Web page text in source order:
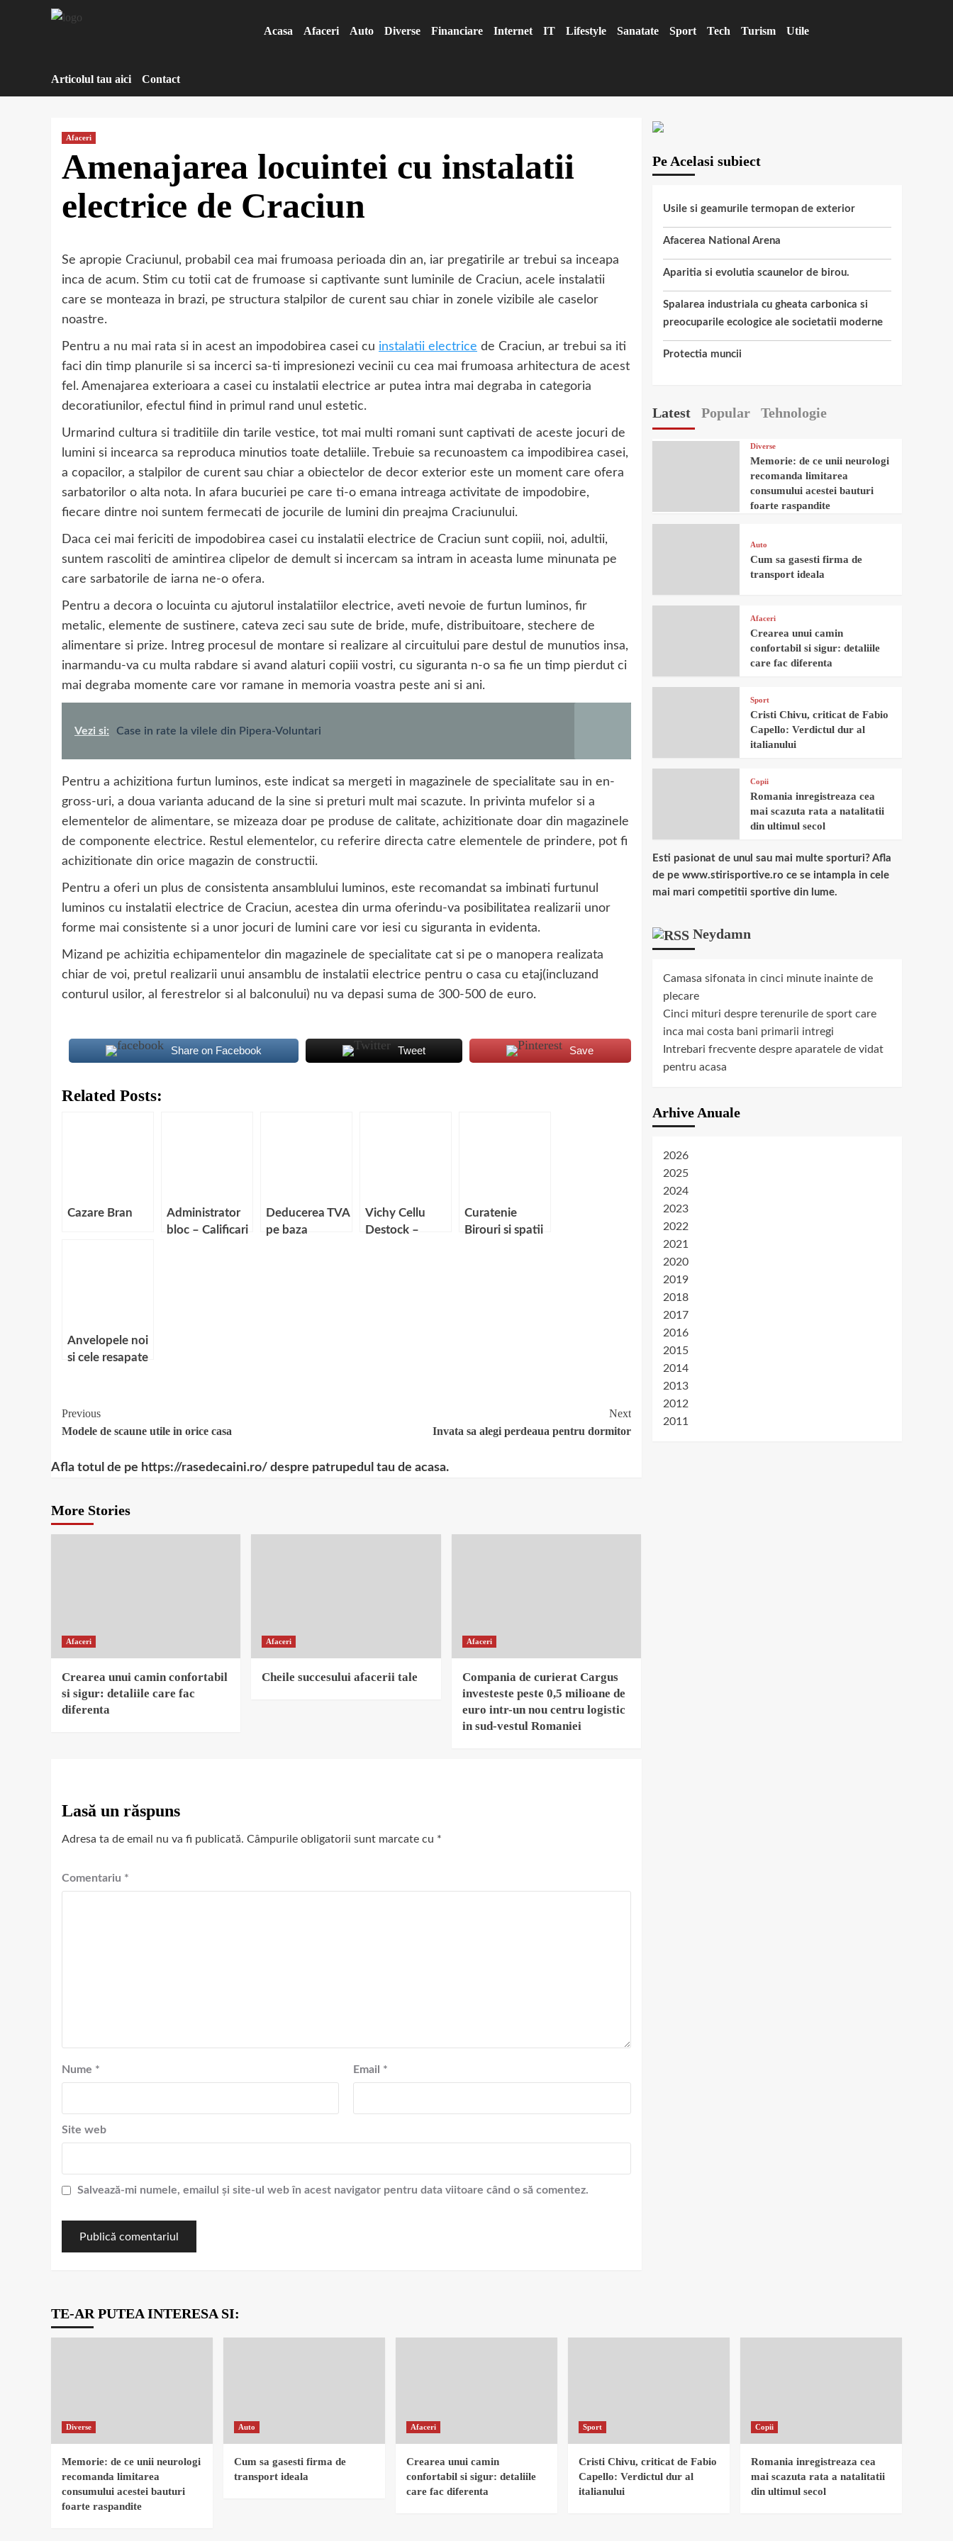
Acasa Afaceri Auto Diverse Financiare Internet IT Lifestyle Sanatate Sport Tech Turism Utile
Articolul tau aici Contact
Afaceri
Amenajarea locuintei cu instalatii
electrice de Craciun
Se apropie Craciunul, probabil cea mai frumoasa perioada din an, iar pregatirile ar trebui sa inceapa
inca de acum. Stim cu totii cat de frumoase si captivante sunt luminile de Craciun, acele instalatii
care se monteaza in brazi, pe structura stalpilor de curent sau chiar in zonele vizibile ale caselor
noastre.
Pentru a nu mai rata si in acest an impodobirea casei cu instalatii electrice de Craciun, ar trebui sa iti
faci din timp planurile si sa incerci sa-ti impresionezi vecinii cu cea mai frumoasa arhitectura de acest
fel. Amenajarea exterioara a casei cu instalatii electrice ar putea intra mai degraba in categoria
decoratiunilor, efectul fiind in primul rand unul estetic.
Urmarind cultura si traditiile din tarile vestice, tot mai multi romani sunt captivati de aceste jocuri de
lumini si incearca sa reproduca minutios toate detaliile. Trebuie sa recunoastem ca impodibirea casei,
a copacilor, a stalpilor de curent sau chiar a obiectelor de decor exterior este un moment care ofera
sarbatorilor o alta nota. In afara bucuriei pe care ti-o emana intreaga activitate de impodobire,
fiecare dintre noi suntem fermecati de jocurile de lumini din preajma Craciunului.
Daca cei mai fericiti de impodobirea casei cu instalatii electrice de Craciun sunt copiii, noi, adultii,
suntem rascoliti de amintirea clipelor de demult si incercam sa intram in aceasta lume minunata pe
care sarbatorile de iarna ne-o ofera.
Pentru a decora o locuinta cu ajutorul instalatiilor electrice, aveti nevoie de furtun luminos, fir
metalic, elemente de sustinere, cateva zeci sau sute de bride, mufe, distribuitoare, stechere de
alimentare si prize. Intreg procesul de montare si realizare al circuitului pare destul de munutios insa,
inarmandu-va cu multa rabdare si avand alaturi copiii vostri, cu siguranta n-o sa fie un timp pierdut ci
mai degraba momente care vor ramane in memoria voastra peste ani si ani.
Vezi si: Case in rate la vilele din Pipera-Voluntari
Pentru a achizitiona furtun luminos, este indicat sa mergeti in magazinele de specialitate sau in en-
gross-uri, a doua varianta aducand de la sine si preturi mult mai scazute. In privinta mufelor si a
elementelor de alimentare, se mizeaza doar pe produse de calitate, achizitionate doar din magazinele
de componente electrice. Restul elementelor, cu referire directa catre elementele de prindere, pot fi
achizitionate din orice magazin de constructii.
Pentru a oferi un plus de consistenta ansamblului luminos, este recomandat sa imbinati furtunul
luminos cu instalatii electrice de Craciun, acestea din urma oferindu-va posibilitatea realizarii unor
forme mai consistente si a unor jocuri de lumini care vor iesi cu siguranta in evidenta.
Mizand pe achizitia echipamentelor din magazinele de specialitate cat si pe o manopera realizata
chiar de voi, pretul realizarii unui ansamblu de instalatii electrice pentru o casa cu etaj(incluzand
conturul usilor, al ferestrelor si al balconului) nu va depasi suma de 300-500 de euro.
Share on Facebook Tweet Save
Related Posts:
Cazare Bran
Administrator
bloc – Calificari
Deducerea TVA
pe baza
Vichy Cellu
Destock –
Curatenie
Birouri si spatii
Anvelopele noi
si cele resapate
Continue
Reading
Previous
Modele de scaune utile in orice casa
Next
Invata sa alegi perdeaua pentru dormitor
Afla totul de pe https://rasedecaini.ro/ despre patrupedul tau de acasa.
More Stories
Afaceri
Crearea unui camin confortabil
si sigur: detaliile care fac
diferenta
Afaceri
Cheile succesului afacerii tale
Afaceri
Compania de curierat Cargus
investeste peste 0,5 milioane de
euro intr-un nou centru logistic
in sud-vestul Romaniei
Lasă un răspuns
Adresa ta de email nu va fi publicată. Câmpurile obligatorii sunt marcate cu *
Comentariu *
Nume * Email *
Site web
Salvează-mi numele, emailul și site-ul web în acest navigator pentru data viitoare când o să comentez.
Pe Acelasi subiect
Usile si geamurile termopan de exterior
Afacerea National Arena
Aparitia si evolutia scaunelor de birou.
Spalarea industriala cu gheata carbonica si
preocuparile ecologice ale societatii moderne
Protectia muncii
Latest Popular Tehnologie
Diverse
Memorie: de ce unii neurologi
recomanda limitarea
consumului acestei bauturi
foarte raspandite
Auto
Cum sa gasesti firma de
transport ideala
Afaceri
Crearea unui camin
confortabil si sigur: detaliile
care fac diferenta
Sport
Cristi Chivu, criticat de Fabio
Capello: Verdictul dur al
italianului
Copii
Romania inregistreaza cea
mai scazuta rata a natalitatii
din ultimul secol
Esti pasionat de unul sau mai multe sporturi? Afla
de pe www.stirisportive.ro ce se intampla in cele
mai mari competitii sportive din lume.
Neydamn
Camasa sifonata in cinci minute inainte de
plecare
Cinci mituri despre terenurile de sport care
inca mai costa bani primarii intregi
Intrebari frecvente despre aparatele de vidat
pentru acasa
Arhive Anuale
2026
2025
2024
2023
2022
2021
2020
2019
2018
2017
2016
2015
2014
2013
2012
2011
TE-AR PUTEA INTERESA SI:
Diverse
Memorie: de ce unii neurologi
recomanda limitarea
consumului acestei bauturi
foarte raspandite
Auto
Cum sa gasesti firma de
transport ideala
Afaceri
Crearea unui camin
confortabil si sigur: detaliile
care fac diferenta
Sport
Cristi Chivu, criticat de Fabio
Capello: Verdictul dur al
italianului
Copii
Romania inregistreaza cea
mai scazuta rata a natalitatii
din ultimul secol